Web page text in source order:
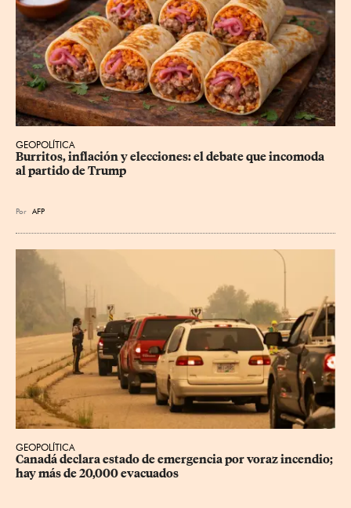
GEOPOLÍTICA
Burritos, inflación y elecciones: el debate que incomoda
al partido de Trump
Por AFP
GEOPOLÍTICA
Canadá declara estado de emergencia por voraz incendio;
hay más de 20,000 evacuados